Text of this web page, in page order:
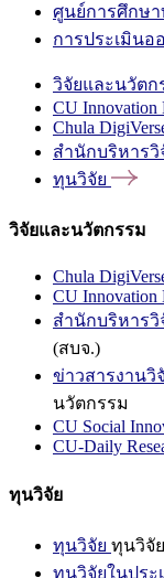
ศูนย์การศึกษา
การประเมินอ
วิจัยและนวัตก
CU Innovation
Chula
สำนักบริหารวิ
ทุนวิจัย
วิจัยและนวัตกรรม
Chula
CU Innovation
สำนักบริหารวิ
(สบจ.)
ข่าวสารงานวิ
นวัตกรรม
CU Social
CU-Daily
ทุนวิจัย
ทุนวิจัย ทุนวิจัย
ทุนวิจัยในประ